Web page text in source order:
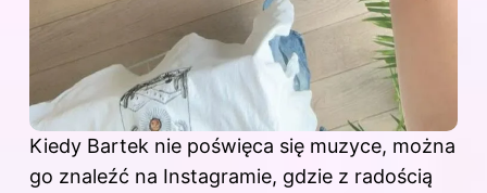
Kiedy Bartek nie poświęca się muzyce, można
go znaleźć na Instagramie, gdzie z radością